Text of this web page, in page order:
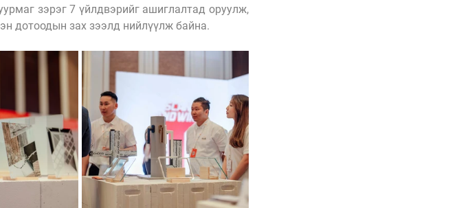
зэрэг 7 үйлдвэрийг ашиглалтад оруулж,
дотоодын зах зээлд нийлүүлж байна.